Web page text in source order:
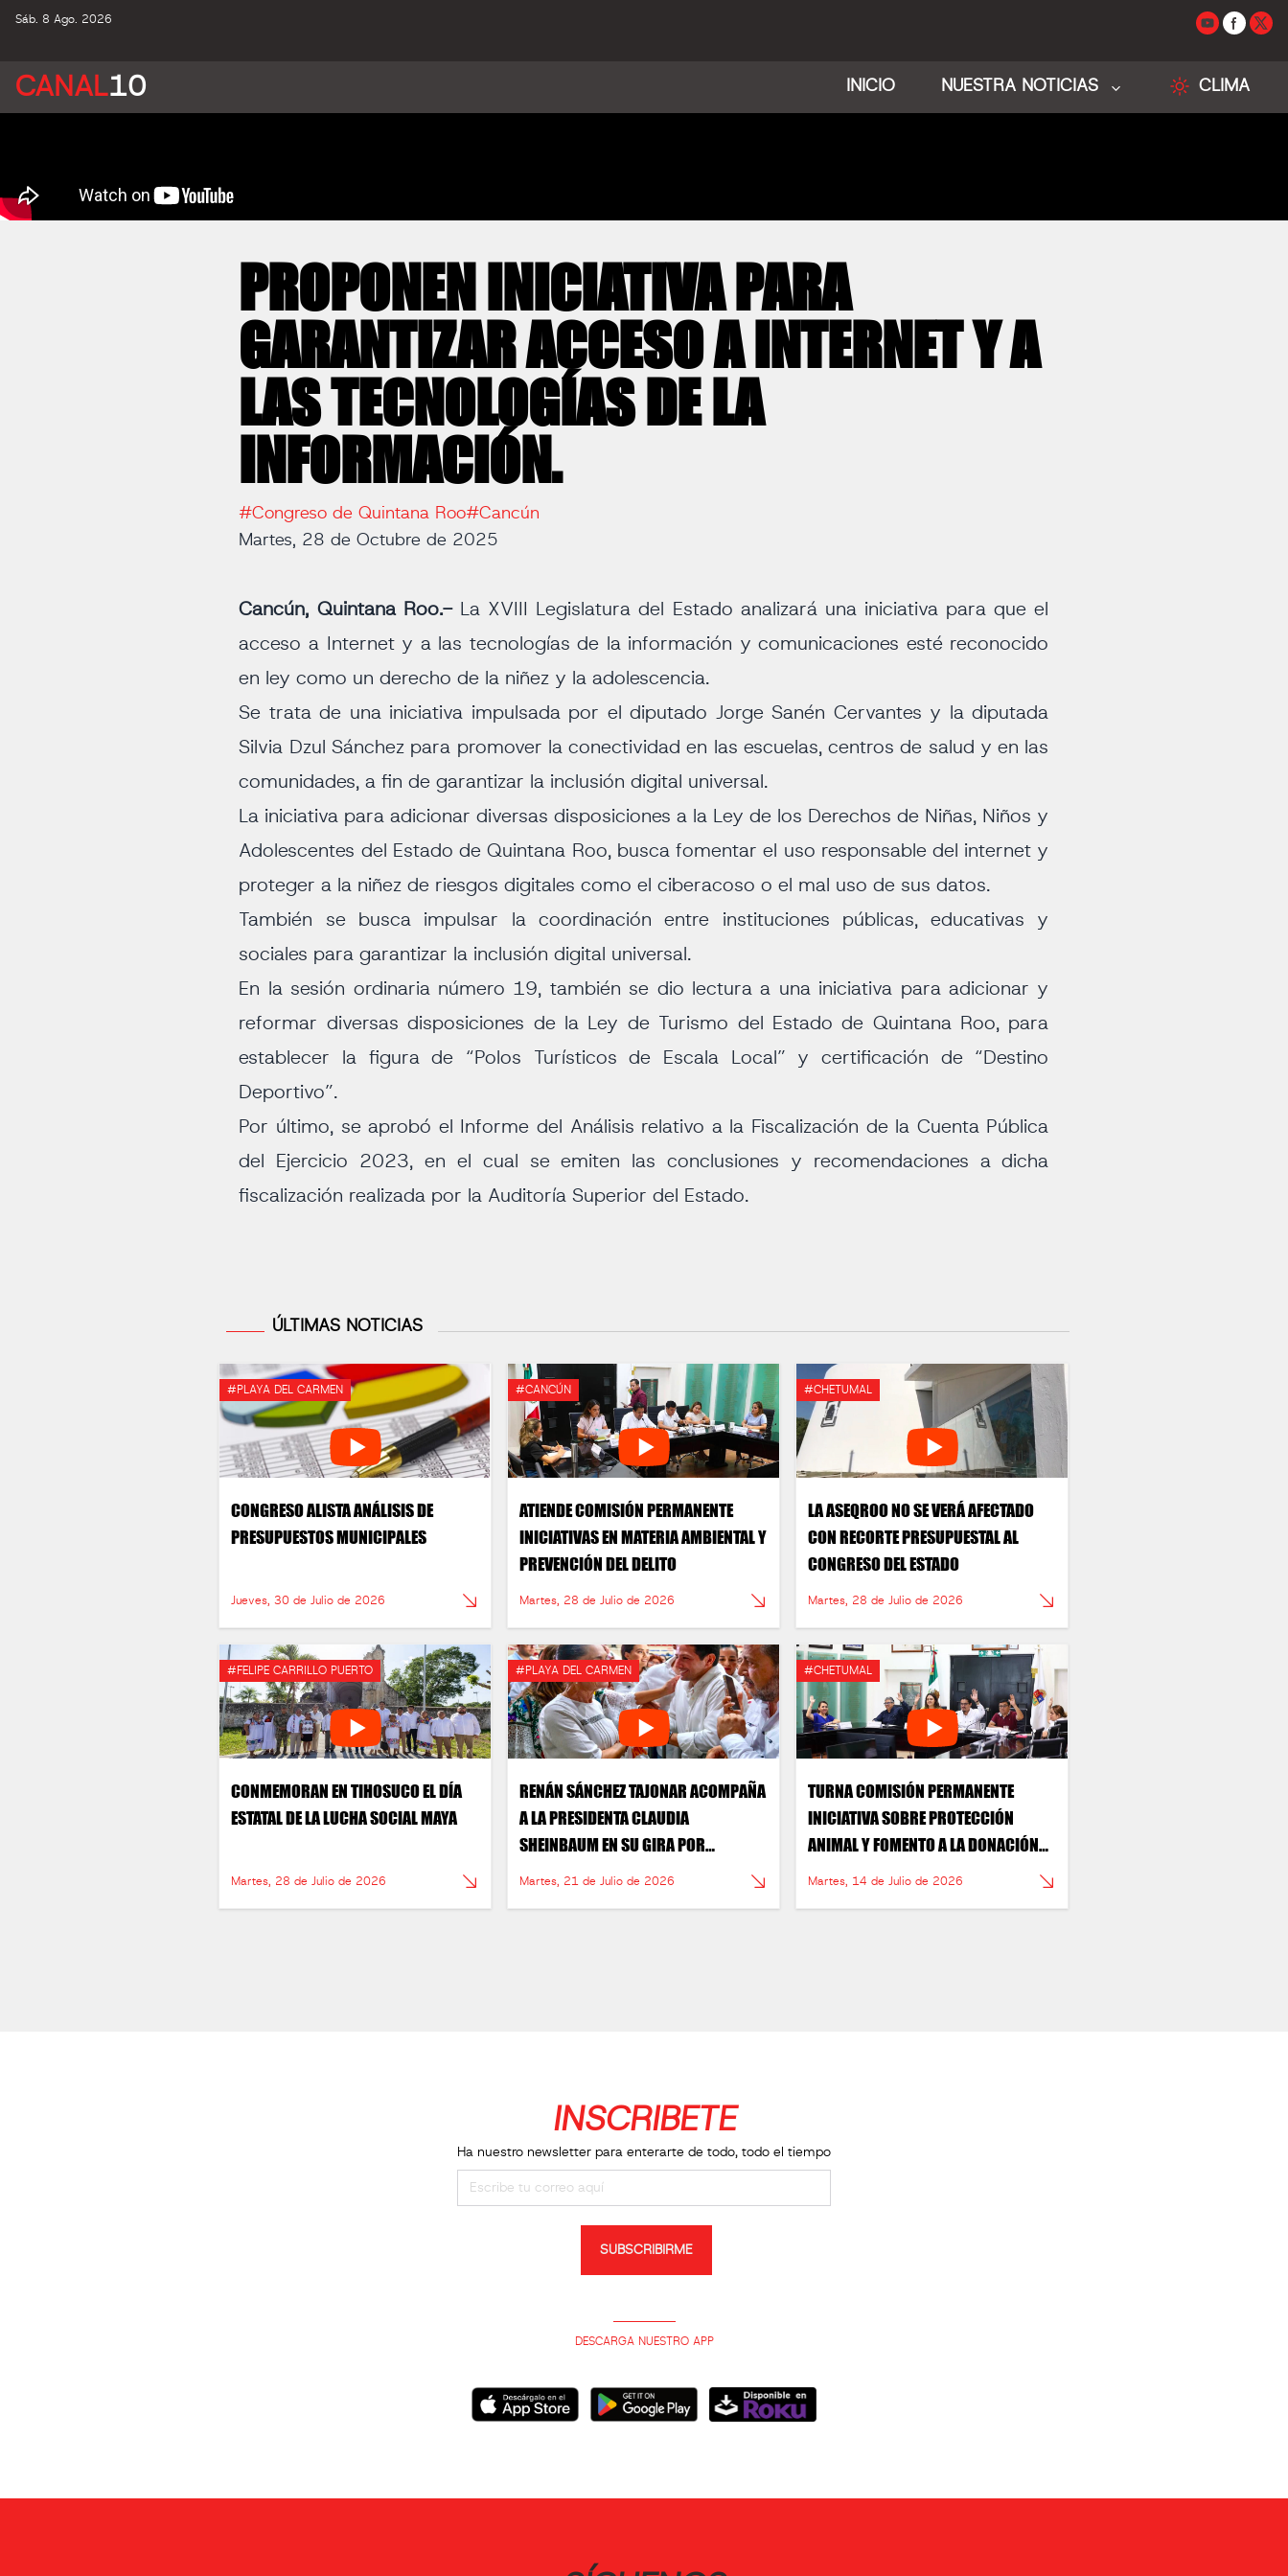
Sáb. 8 Ago. 2026
CANAL10 INICIO NUESTRA NOTICIAS CLIMA
PROPONEN INICIATIVA PARA
GARANTIZAR ACCESO A INTERNET Y A
LAS TECNOLOGÍAS DE LA
INFORMACIÓN.
#Congreso de Quintana Roo#Cancún
Martes, 28 de Octubre de 2025
Cancún, Quintana Roo.- La XVIII Legislatura del Estado analizará una iniciativa para que el
acceso a Internet y a las tecnologías de la información y comunicaciones esté reconocido
en ley como un derecho de la niñez y la adolescencia.
Se trata de una iniciativa impulsada por el diputado Jorge Sanén Cervantes y la diputada
Silvia Dzul Sánchez para promover la conectividad en las escuelas, centros de salud y en las
comunidades, a fin de garantizar la inclusión digital universal.
La iniciativa para adicionar diversas disposiciones a la Ley de los Derechos de Niñas, Niños y
Adolescentes del Estado de Quintana Roo, busca fomentar el uso responsable del internet y
proteger a la niñez de riesgos digitales como el ciberacoso o el mal uso de sus datos.
También se busca impulsar la coordinación entre instituciones públicas, educativas y
sociales para garantizar la inclusión digital universal.
En la sesión ordinaria número 19, también se dio lectura a una iniciativa para adicionar y
reformar diversas disposiciones de la Ley de Turismo del Estado de Quintana Roo, para
establecer la figura de “Polos Turísticos de Escala Local” y certificación de “Destino
Deportivo”.
Por último, se aprobó el Informe del Análisis relativo a la Fiscalización de la Cuenta Pública
del Ejercicio 2023, en el cual se emiten las conclusiones y recomendaciones a dicha
fiscalización realizada por la Auditoría Superior del Estado.
ÚLTIMAS NOTICIAS
#PLAYA DEL CARMEN
CONGRESO ALISTA ANÁLISIS DE
PRESUPUESTOS MUNICIPALES
Jueves, 30 de Julio de 2026
#CANCÚN
ATIENDE COMISIÓN PERMANENTE
INICIATIVAS EN MATERIA AMBIENTAL Y
PREVENCIÓN DEL DELITO
Martes, 28 de Julio de 2026
#CHETUMAL
LA ASEQROO NO SE VERÁ AFECTADO
CON RECORTE PRESUPUESTAL AL
CONGRESO DEL ESTADO
Martes, 28 de Julio de 2026
#FELIPE CARRILLO PUERTO
CONMEMORAN EN TIHOSUCO EL DÍA
ESTATAL DE LA LUCHA SOCIAL MAYA
Martes, 28 de Julio de 2026
#PLAYA DEL CARMEN
RENÁN SÁNCHEZ TAJONAR ACOMPAÑA
A LA PRESIDENTA CLAUDIA
SHEINBAUM EN SU GIRA POR
QUINTANA ROO.
Martes, 21 de Julio de 2026
#CHETUMAL
TURNA COMISIÓN PERMANENTE
INICIATIVA SOBRE PROTECCIÓN
ANIMAL Y FOMENTO A LA DONACIÓN
ALTRUISTA DE ALIMENTOS.
Martes, 14 de Julio de 2026
INSCRIBETE
Ha nuestro newsletter para enterarte de todo, todo el tiempo
SUBSCRIBIRME
DESCARGA NUESTRO APP